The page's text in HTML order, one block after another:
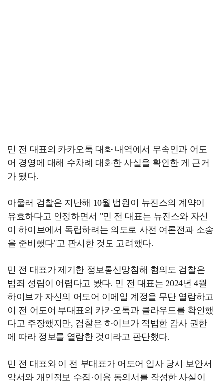
민 전 대표의 카카오톡 대화 내역에서 무속인과 어도
어 경영에 대해 수차례 대화한 사실을 확인한 게 근거
가 됐다.
아울러 검찰은 지난해 10월 법원이 뉴진스의 계약이
유효하다고 인정하면서 "민 전 대표는 뉴진스와 자신
이 하이브에서 독립하려는 의도로 사전 여론전과 소송
을 준비했다"고 판시한 것도 고려했다.
민 전 대표가 제기한 정보통신망침해 혐의도 검찰은
범죄 성립이 어렵다고 봤다. 민 전 대표는 2024년 4월
하이브가 자신의 어도어 이메일 계정을 무단 열람하고
이 전 어도어 부대표의 카카오톡과 클라우드를 확인했
다고 주장했지만, 검찰은 하이브가 적법한 감사 권한
에 따라 정보를 열람한 것이라고 판단했다.
민 전 대표와 이 전 부대표가 어도어 입사 당시 보안서
약서와 개인정보 수집·이용 동의서를 작성한 사실이